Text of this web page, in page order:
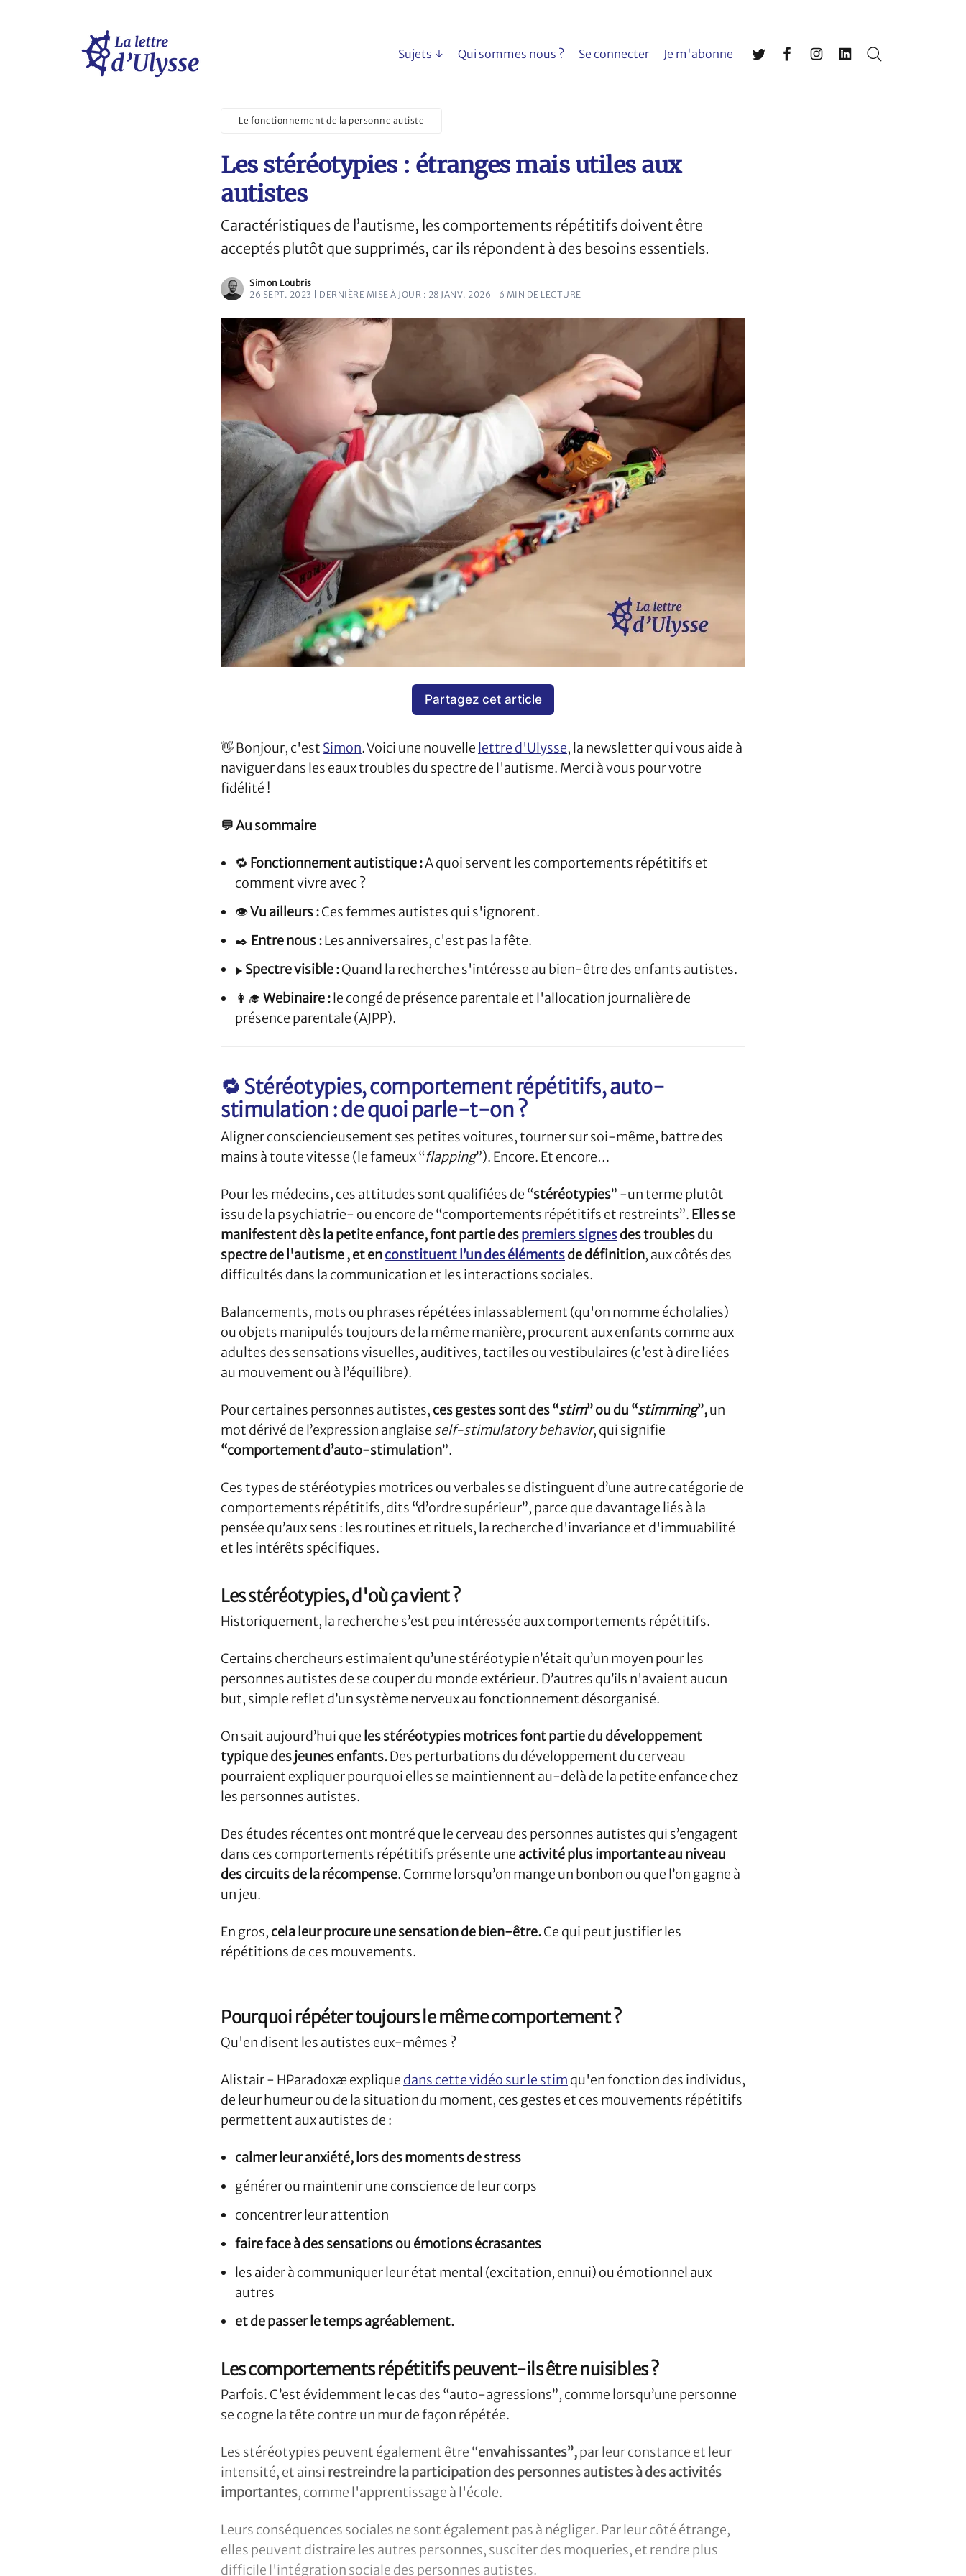
Sujets Qui sommes nous ? Se connecter Je m'abonne
Le fonctionnement de la personne autiste
Les stéréotypies : étranges mais utiles aux
autistes
Caractéristiques de l’autisme, les comportements répétitifs doivent être
acceptés plutôt que supprimés, car ils répondent à des besoins essentiels.
Simon Loubris
26 SEPT. 2023 | DERNIÈRE MISE À JOUR : 28 JANV. 2026
| 6 MIN DE LECTURE
Partagez cet article
👋 Bonjour, c'est Simon. Voici une nouvelle lettre d'Ulysse, la newsletter qui vous aide à
naviguer dans les eaux troubles du spectre de l'autisme. Merci à vous pour votre
fidélité !
💬 Au sommaire
🔁 Fonctionnement autistique :A quoi servent les comportements répétitifs et
comment vivre avec ?
👁️Vu ailleurs :Ces femmes autistes qui s'ignorent.
✒️ Entre nous :Les anniversaires, c'est pas la fête.
▶️ Spectre visible :Quand la recherche s'intéresse au bien-être des enfants autistes.
👩‍🎓 Webinaire :le congé de présence parentale et l'allocation journalière de
présence parentale (AJPP).
🔁 Stéréotypies, comportement répétitifs, auto-
stimulation : de quoi parle-t-on ?
Aligner consciencieusement ses petites voitures, tourner sur soi-même, battre des
mains à toute vitesse (le fameux “flapping”). Encore. Et encore…
Pour les médecins, ces attitudes sont qualifiées de “stéréotypies” -un terme plutôt
issu de la psychiatrie- ou encore de “comportements répétitifs et restreints”. Elles se
manifestent dès la petite enfance, font partie despremiers signesdes troubles du
spectre de l'autisme , et enconstituent l’un des élémentsde définition, aux côtés des
difficultés dans la communication et les interactions sociales.
Balancements, mots ou phrases répétées inlassablement (qu'on nomme écholalies)
ou objets manipulés toujours de la même manière, procurent aux enfants comme aux
adultes des sensations visuelles, auditives, tactiles ou vestibulaires (c’est à dire liées
au mouvement ou à l’équilibre).
Pour certaines personnes autistes, ces gestes sont des “stim” ou du “stimming”,un
mot dérivé de l’expression anglaise self-stimulatory behavior, qui signifie
“comportement d’auto-stimulation”.
Ces types de stéréotypies motrices ou verbales se distinguent d’une autre catégorie de
comportements répétitifs, dits “d’ordre supérieur”, parce que davantage liés à la
pensée qu’aux sens : les routines et rituels, la recherche d'invariance et d'immuabilité
et les intérêts spécifiques.
Les stéréotypies, d'où ça vient ?
Historiquement, la recherche s’est peu intéressée aux comportements répétitifs.
Certains chercheurs estimaient qu’une stéréotypie n’était qu’un moyen pour les
personnes autistes de se couper du monde extérieur. D’autres qu’ils n'avaient aucun
but, simple reflet d’un système nerveux au fonctionnement désorganisé.
On sait aujourd’hui que les stéréotypies motrices font partie du développement
typique des jeunes enfants.Des perturbations du développement du cerveau
pourraient expliquer pourquoi elles se maintiennent au-delà de la petite enfance chez
les personnes autistes.
Des études récentes ont montré que le cerveau des personnes autistes qui s’engagent
dans ces comportements répétitifs présente une activité plus importante au niveau
des circuits de la récompense. Comme lorsqu’on mange un bonbon ou que l’on gagne à
un jeu.
En gros, cela leur procure une sensation de bien-être.Ce qui peut justifier les
répétitions de ces mouvements.
Pourquoi répéter toujours le même comportement ?
Qu'en disent les autistes eux-mêmes ?
Alistair - HParadoxæ explique dans cette vidéo sur le stim qu'en fonction des individus,
de leur humeur ou de la situation du moment, ces gestes et ces mouvements répétitifs
permettent aux autistes de :
calmer leur anxiété, lors des moments de stress
générer ou maintenir une conscience de leur corps
concentrer leur attention
faire face à des sensations ou émotions écrasantes
les aider à communiquer leur état mental (excitation, ennui) ou émotionnel aux
autres
et de passer le temps agréablement.
Les comportements répétitifs peuvent-ils être nuisibles ?
Parfois. C’est évidemment le cas des “auto-agressions”, comme lorsqu’une personne
se cogne la tête contre un mur de façon répétée.
Les stéréotypies peuvent également être “envahissantes”,par leur constance et leur
intensité, et ainsi restreindre la participation des personnes autistes à des activités
importantes, comme l'apprentissage à l'école.
Leurs conséquences sociales ne sont également pas à négliger. Par leur côté étrange,
elles peuvent distraire les autres personnes, susciter des moqueries, et rendre plus
difficile l'intégration sociale des personnes autistes.